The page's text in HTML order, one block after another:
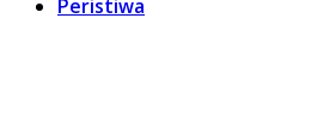
Peristiwa